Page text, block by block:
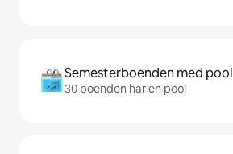
Semesterboenden med pool
30 boenden har en pool